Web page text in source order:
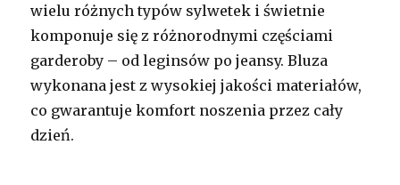
wielu różnych typów sylwetek i świetnie
komponuje się z różnorodnymi częściami
garderoby – od leginsów po jeansy. Bluza
wykonana jest z wysokiej jakości materiałów,
co gwarantuje komfort noszenia przez cały
dzień.